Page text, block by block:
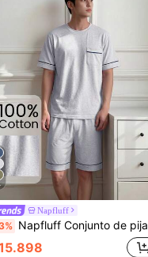
Napfluff
Napfluff Conjunto de pijama de hombre con cuello de tripulación de punto, manga corta y pantalón corto con ribete de contraste